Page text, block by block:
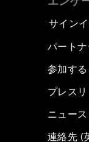
サイン
パート
参加する
プレス
ニュー
連絡先 (